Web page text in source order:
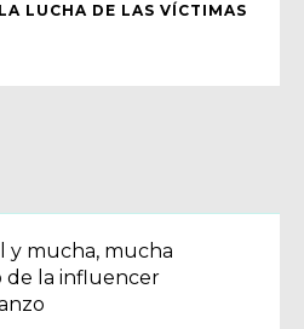
LUCHA DE LAS VÍCTIMAS
y mucha, mucha
de la influencer